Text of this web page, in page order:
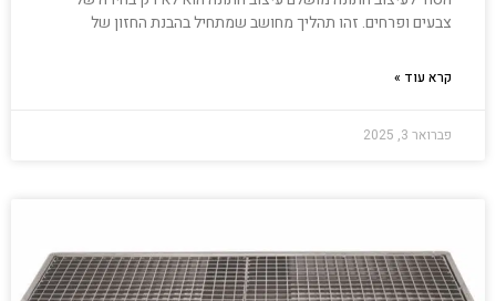
צבעים ופרחים. זהו תהליך מחושב שמתחיל בהבנת החזון של
קרא עוד »
פברואר 3, 2025